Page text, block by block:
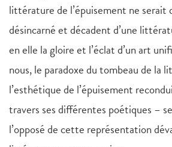
littérature de l’épuisement ne serait
désincarné et décadent d’une
en elle la gloire et l’éclat d’un art
nous, le paradoxe du tombeau de la
l’esthétique de l’épuisement
travers ses différentes poétiques –
l’opposé de cette représentation